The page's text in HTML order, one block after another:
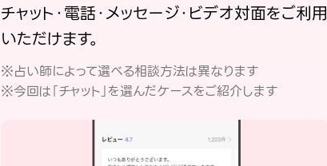
チャット・電話・メッセージ・ビデオ対面をご利用
いただけます。
※占い師によって選べる相談方法は異なります
※今回は「チャット」を選んだケースをご紹介します